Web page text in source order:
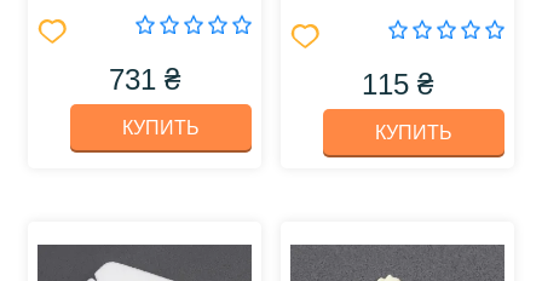
731 ₴
КУПИТЬ
115 ₴
КУПИТЬ